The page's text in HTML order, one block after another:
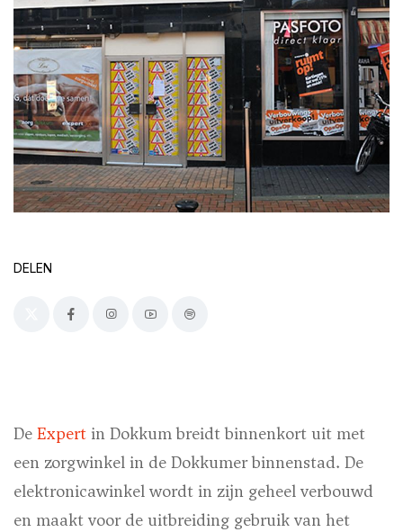
DELEN
De Expert in Dokkum breidt binnenkort uit met
een zorgwinkel in de Dokkumer binnenstad. De
elektronicawinkel wordt in zijn geheel verbouwd
en maakt voor de uitbreiding gebruik van het